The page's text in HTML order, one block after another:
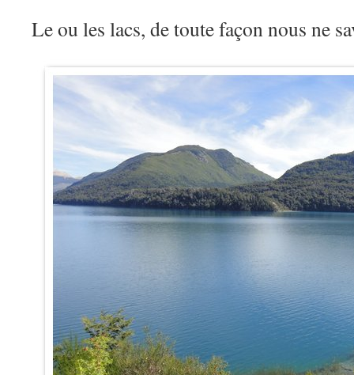
Le ou les lacs, de toute façon nous ne